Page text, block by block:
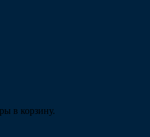
в корзину.